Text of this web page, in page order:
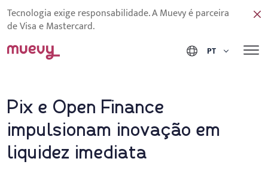
Tecnologia exige responsabilidade. A Muevy é parceira
de Visa e Mastercard.
PT
Pix e Open Finance
impulsionam inovação em
liquidez imediata